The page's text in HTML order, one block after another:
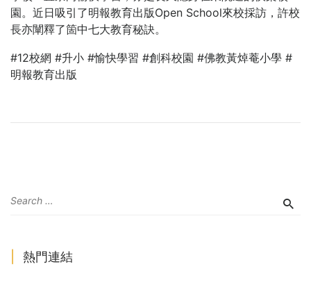
園。近日吸引了明報教育出版Open School來校採訪，許校
長亦闡釋了箇中七大教育秘訣。
#12校網 #升小 #愉快學習 #創科校園 #佛教黃焯菴小學 #
明報教育出版
熱門連結